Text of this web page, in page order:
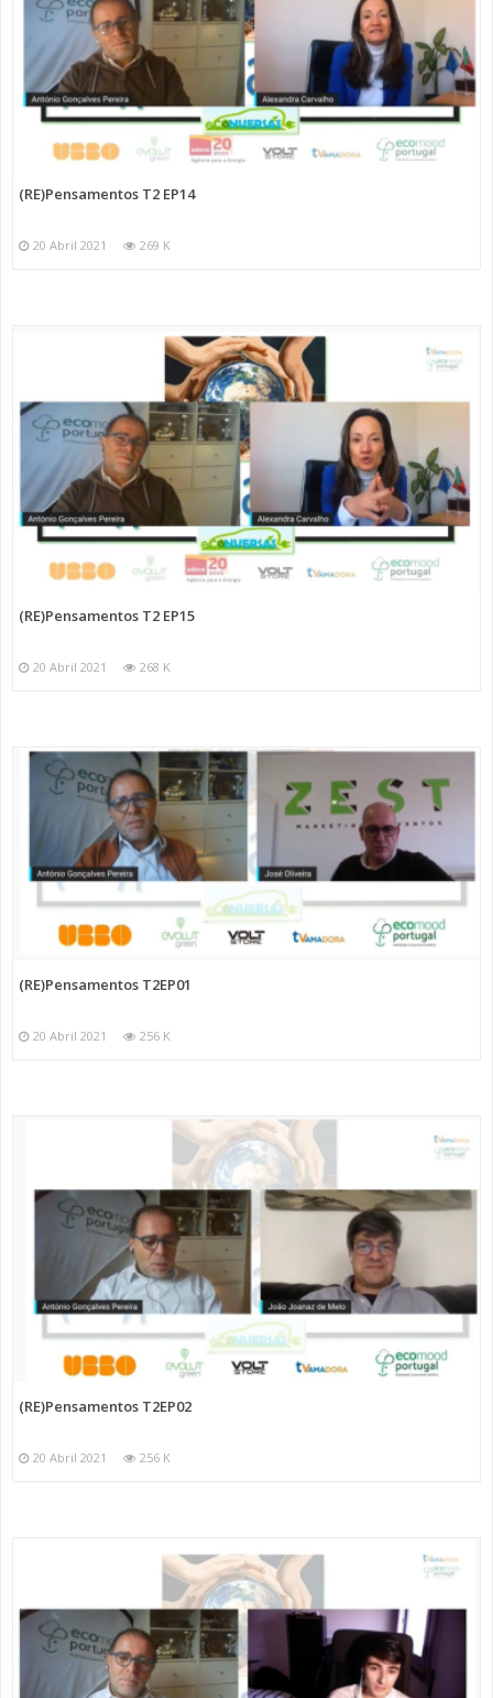
(RE)Pensamentos T2 EP14
20 Abril 2021 269 K
(RE)Pensamentos T2 EP15
20 Abril 2021 268 K
(RE)Pensamentos T2EP01
20 Abril 2021 256 K
(RE)Pensamentos T2EP02
20 Abril 2021 256 K